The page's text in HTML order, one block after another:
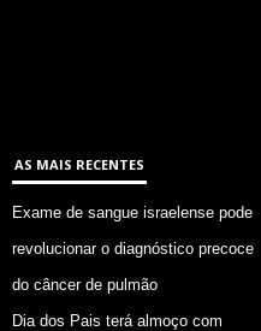
AS MAIS RECENTES
Exame de sangue israelense pode
revolucionar o diagnóstico precoce
do câncer de pulmão
Dia dos Pais terá almoço com